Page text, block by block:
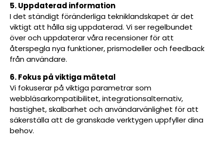
5. Uppdaterad information
I det ständigt föränderliga tekniklandskapet är det
viktigt att hålla sig uppdaterad. Vi ser regelbundet
över och uppdaterar våra recensioner för att
återspegla nya funktioner, prismodeller och feedback
från användare.
6. Fokus på viktiga mätetal
Vi fokuserar på viktiga parametrar som
webbläsarkompatibilitet, integrationsalternativ,
hastighet, skalbarhet och användarvänlighet för att
säkerställa att de granskade verktygen uppfyller dina
behov.